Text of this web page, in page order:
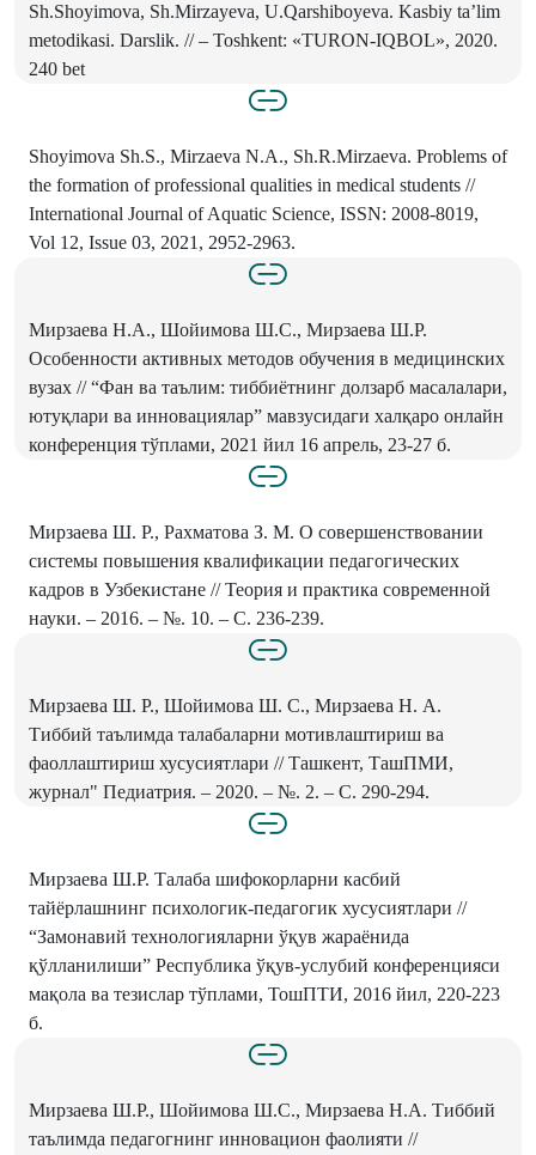
Sh.Shoyimova, Sh.Mirzayeva, U.Qarshiboyeva. Kasbiy ta’lim
metodikasi. Darslik. // – Toshkent: «TURON-IQBOL», 2020.
240 bet
Shoyimova Sh.S., Mirzaeva N.A., Sh.R.Mirzaeva. Problems of
the formation of professional qualities in medical students //
International Journal of Aquatic Science, ISSN: 2008-8019,
Vol 12, Issue 03, 2021, 2952-2963.
Мирзаева Н.А., Шойимова Ш.С., Мирзаева Ш.Р.
Особенности активных методов обучения в медицинских
вузах // “Фан ва таълим: тиббиётнинг долзарб масалалари,
ютуқлари ва инновациялар” мавзусидаги халқаро онлайн
конференция тўплами, 2021 йил 16 апрель, 23-27 б.
Мирзаева Ш. Р., Рахматова З. М. О совершенствовании
системы повышения квалификации педагогических
кадров в Узбекистане // Теория и практика современной
науки. – 2016. – №. 10. – С. 236-239.
Мирзаева Ш. Р., Шойимова Ш. С., Мирзаева Н. А.
Тиббий таълимда талабаларни мотивлаштириш ва
фаоллаштириш хусусиятлари // Ташкент, ТашПМИ,
журнал" Педиатрия. – 2020. – №. 2. – С. 290-294.
Мирзаева Ш.Р. Талаба шифокорларни касбий
тайёрлашнинг психологик-педагогик хусусиятлари //
“Замонавий технологияларни ўқув жараёнида
қўлланилиши” Республика ўқув-услубий конференцияси
мақола ва тезислар тўплами, ТошПТИ, 2016 йил, 220-223
б.
Мирзаева Ш.Р., Шойимова Ш.С., Мирзаева Н.А. Тиббий
таълимда педагогнинг инновацион фаолияти //